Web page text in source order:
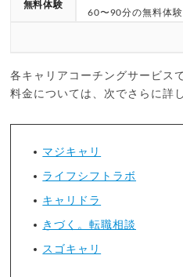
無料体験
60〜90分の無料体験
各キャリアコーチングサービス
料金については、次でさらに詳
マジキャリ
ライフシフトラボ
キャリドラ
きづく。転職相談
スゴキャリ